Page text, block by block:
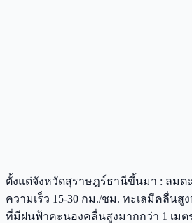
ตั้งแต่จังหวัดสุราษฎร์ธานีขึ้นมา : ลมต
ความเร็ว 15-30 กม./ชม. ทะเลมีคลื่นสู
ที่มีฝนฟ้าคะนองคลื่นสูงมากกว่า 1 เมต